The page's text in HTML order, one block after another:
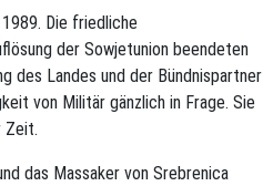
Die friedliche
der Sowjetunion beendeten
des Landes und der Bündnispartner
von Militär gänzlich in Frage. Sie
Zeit.
das Massaker von Srebrenica